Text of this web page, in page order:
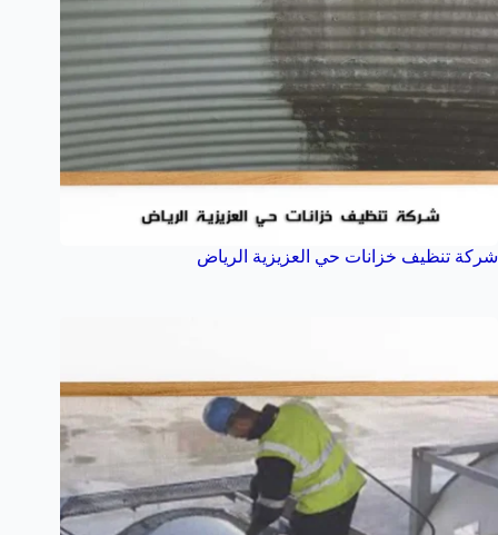
شركة تنظيف خزانات حي العزيزية الرياض